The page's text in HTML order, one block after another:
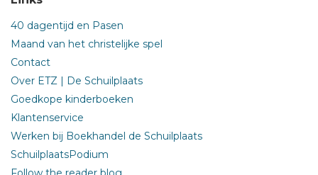
40 dagentijd en Pasen
Maand van het christelijke spel
Contact
Over ETZ | De Schuilplaats
Goedkope kinderboeken
Klantenservice
Werken bij Boekhandel de Schuilplaats
SchuilplaatsPodium